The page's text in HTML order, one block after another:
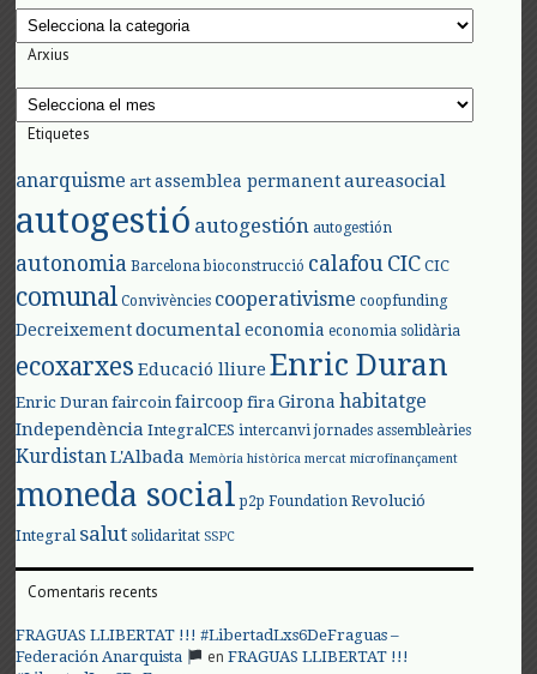
Categories
Arxius
Arxius
Etiquetes
anarquisme art assemblea permanent aureasocial
autogestió autogestión autogestión
autonomia Barcelona bioconstrucció calafouCIC CIC
comunal Convivències cooperativisme coopfunding
Decreixement documental economia economia solidària
ecoxarxes Educació lliure Enric Duran
Enric Duran faircoin faircoop fira Girona habitatge
Independència IntegralCES intercanvi jornades assembleàries
KurdistanL'Albada Memòria històrica mercat microfinançament
moneda social p2p Foundation Revolució
Integral salut solidaritat SSPC
Comentaris recents
FRAGUAS LLIBERTAT !!! #LibertadLxs6DeFraguas –
Federación Anarquista
enFRAGUAS LLIBERTAT !!!